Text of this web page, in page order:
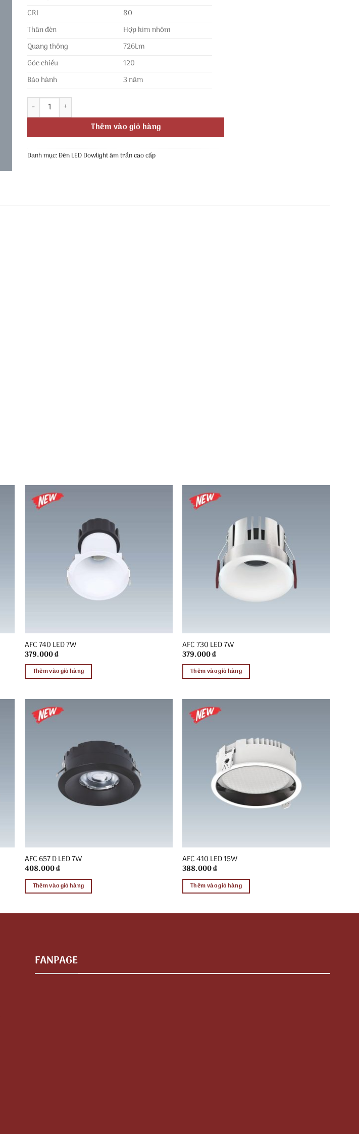
CRI
80
Thân đèn
Hợp kim nhôm
Quang thông
726Lm
Góc chiếu
120
Bảo hành
3 năm
Đèn âm trần 9W Anfaco AFC 468 số lượng
Thêm vào giỏ hàng
Danh mục:Đèn LED Dowlight âm trần cao cấp
AFC 740 LED 7W
379.000₫
Thêm vào giỏ hàng
AFC 730 LED 7W
379.000₫
Thêm vào giỏ hàng
AFC 657 D LED 7W
408.000₫
Thêm vào giỏ hàng
AFC 410 LED 15W
388.000₫
Thêm vào giỏ hàng
FANPAGE